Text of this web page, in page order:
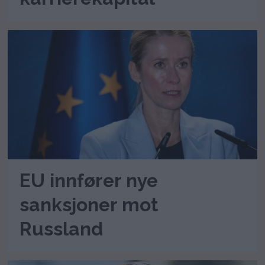
EU innfører nye
sanksjoner mot
Russland